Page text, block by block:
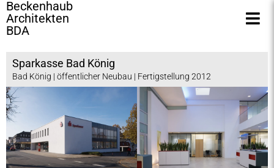
Beckenhaub
Architekten
BDA
Sparkasse Bad König
Bad König | öffentlicher Neubau | Fertigstellung 2012